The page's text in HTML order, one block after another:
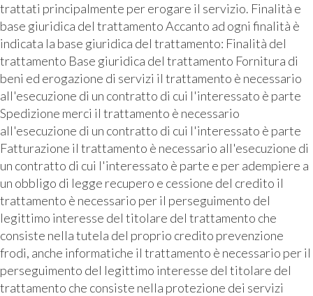
trattati principalmente per erogare il servizio. Finalità e
base giuridica del trattamento Accanto ad ogni finalità è
indicata la base giuridica del trattamento: Finalità del
trattamento Base giuridica del trattamento Fornitura di
beni ed erogazione di servizi il trattamento è necessario
all'esecuzione di un contratto di cui l'interessato è parte
Spedizione merci il trattamento è necessario
all'esecuzione di un contratto di cui l'interessato è parte
Fatturazione il trattamento è necessario all'esecuzione di
un contratto di cui l'interessato è parte e per adempiere a
un obbligo di legge recupero e cessione del credito il
trattamento è necessario per il perseguimento del
legittimo interesse del titolare del trattamento che
consiste nella tutela del proprio credito prevenzione
frodi, anche informatiche il trattamento è necessario per il
perseguimento del legittimo interesse del titolare del
trattamento che consiste nella protezione dei servizi